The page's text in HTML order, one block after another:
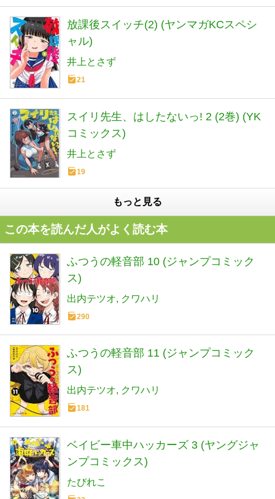
放課後スイッチ(2) (ヤンマガKCスペシ
ャル)
井上とさず
21
スイリ先生、はしたないっ! 2 (2巻) (YK
コミックス)
井上とさず
19
もっと見る
この本を読んだ人がよく読む本
ふつうの軽音部 10 (ジャンプコミック
ス)
出内テツオ クワハリ
290
ふつうの軽音部 11 (ジャンプコミック
ス)
出内テツオ クワハリ
181
ベイビー車中ハッカーズ 3 (ヤングジャ
ンプコミックス)
たびれこ